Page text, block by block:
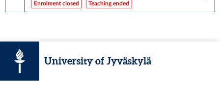
Enrolment closed Teaching ended
University of Jyväskylä